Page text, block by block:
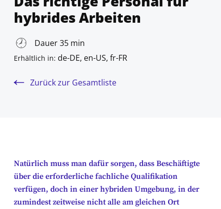
hybrides Arbeiten
Dauer 35 min
Erhältlich in: de-DE, en-US, fr-FR
Zurück zur Gesamtliste
Natürlich muss man dafür sorgen, dass Beschäftigte
über die erforderliche fachliche Qualifikation
verfügen, doch in einer hybriden Umgebung, in der
zumindest zeitweise nicht alle am gleichen Ort